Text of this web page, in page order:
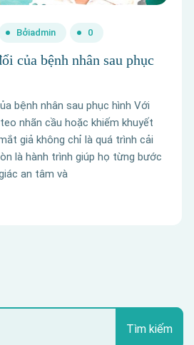
Bởiadmin 0
của bệnh nhân sau phục
bệnh nhân sau phục hình Với
nhãn cầu hoặc khiếm khuyết
giả không chỉ là quá trình cải
là hành trình giúp họ từng bước
an tâm và
Tìm kiếm